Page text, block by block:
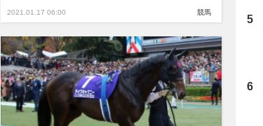
2021.01.17 06:00 競馬